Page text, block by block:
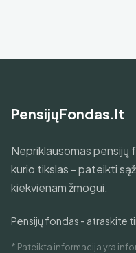
PensijųFondas.lt
Nepriklausomas pensijų
kurio tikslas - pateikti
kiekvienam žmogui.
Pensijų fondas - atraskite
* Pateikta informacija yra